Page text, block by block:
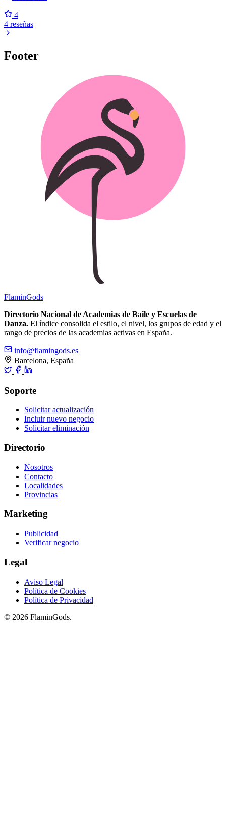
4
4 reseñas
Footer
FlaminGods
Directorio Nacional de Academias de Baile y Escuelas de
Danza. El índice consolida el estilo, el nivel, los grupos de edad y el
rango de precios de las academias activas en España.
info@flamingods.es
Barcelona, España
Soporte
Solicitar actualización
Incluir nuevo negocio
Solicitar eliminación
Directorio
Nosotros
Contacto
Localidades
Provincias
Marketing
Publicidad
Verificar negocio
Legal
Aviso Legal
Política de Cookies
Política de Privacidad
© 2026 FlaminGods.